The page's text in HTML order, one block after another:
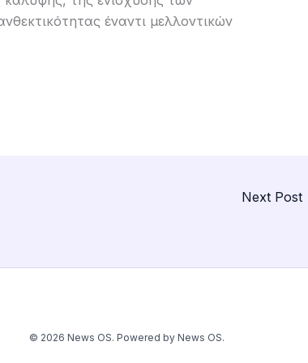
έναντι μελλοντικών
Next Post
© 2026 News OS. Powered by News OS.